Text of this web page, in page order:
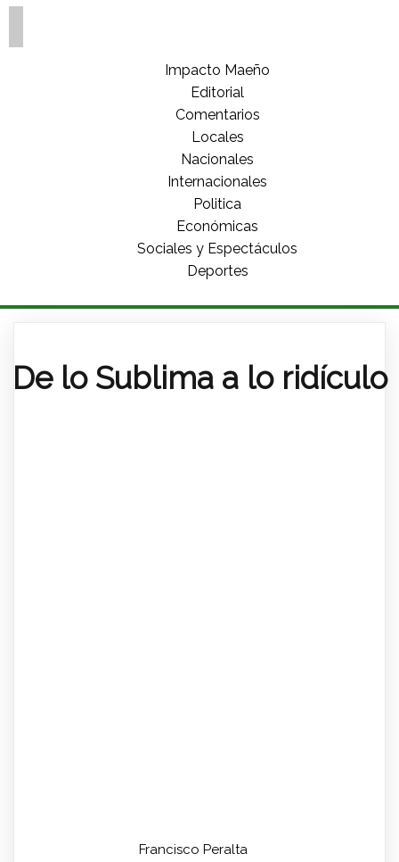
Impacto Maeño
Editorial
Comentarios
Locales
Nacionales
Internacionales
Politica
Económicas
Sociales y Espectáculos
Deportes
De lo Sublima a lo ridículo
Francisco Peralta